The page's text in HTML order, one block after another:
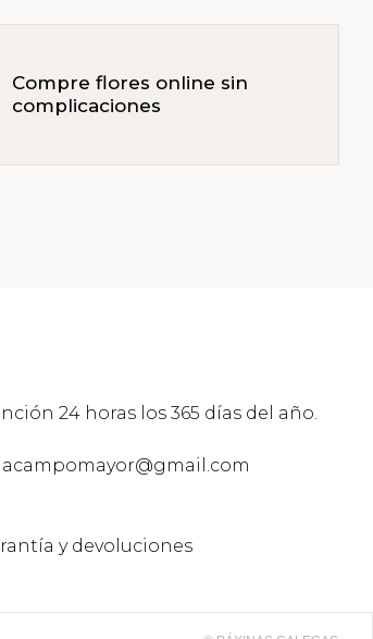
Compre flores online sin
complicaciones
24 horas los 365 días del año.
y devoluciones